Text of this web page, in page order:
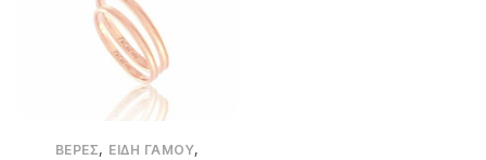
ΒΈΡΕΣ, ΕΊΔΗ ΓΆΜΟΥ,